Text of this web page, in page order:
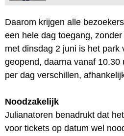
Daarom krijgen alle
een hele dag toegang,
met dinsdag 2 juni is het park
geopend, daarna vanaf 10.30
per dag verschillen,
Noodzakelijk
Julianatoren benadrukt dat
voor tickets op datum wel